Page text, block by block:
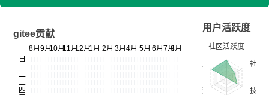
gitee贡献
用户活跃度